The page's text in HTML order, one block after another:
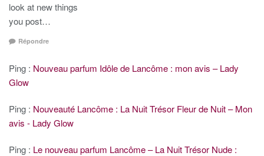
look at new things
you post…
Répondre
Ping : Nouveau parfum Idôle de Lancôme : mon avis – Lady
Glow
Ping : Nouveauté Lancôme : La Nuit Trésor Fleur de Nuit – Mon
avis - Lady Glow
Ping : Le nouveau parfum Lancôme – La Nuit Trésor Nude :